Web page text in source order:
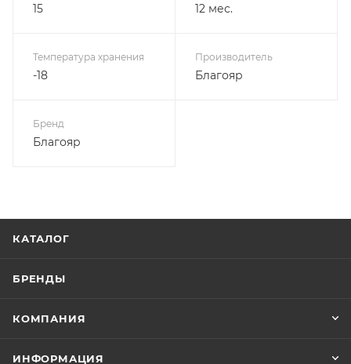
15 12 мес.
Температура хранения
-18
Производитель
Благояр
Бренд
Благояр
КАТАЛОГ
БРЕНДЫ
КОМПАНИЯ
ИНФОРМАЦИЯ